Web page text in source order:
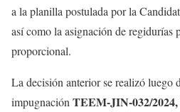
a la planilla postulada por la
así como la asignación de regidurías
proporcional.
La decisión anterior se realizó luego
impugnación TEEM-JIN-032/